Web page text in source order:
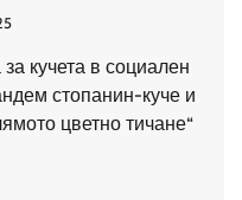
кучета в социален
стопанин-куче и
цветно тичане“